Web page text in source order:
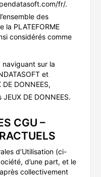
fr/.
des
la PLATEFORME
considérés comme
naviguant sur la
et
DONNEES,
DE DONNEES.
CGU –
d’Utilisation (ci-
d’une part, et le
collectivement